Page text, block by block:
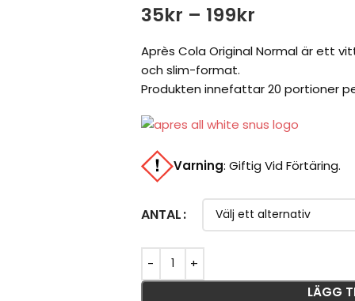
35kr – 199kr
Après Cola Original Normal är ett
och slim-format.
Produkten innefattar 20 portioner
Varning: Giftig Vid Förtäring.
ANTAL
LÄGG